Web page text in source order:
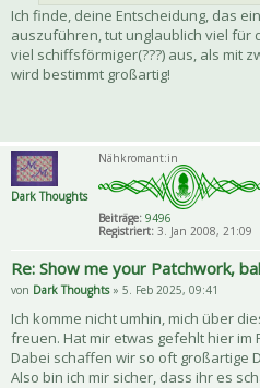
Ich finde, deine Entscheidung, das
auszuführen, tut unglaublich viel für
viel schiffsförmiger(???) aus, als mit
wird bestimmt großartig!
Dark Thoughts
Nähkromant:in
Beiträge: 9496
Registriert: 3. Jan 2008, 21:09
Re: Show me your Patchwork,
von Dark Thoughts» 5. Feb 2025, 09:41
Ich komme nicht umhin, mich über
freuen. Hat mir etwas gefehlt hier im
Dabei schaffen wir so oft großartige
Also bin ich mir sicher, dass ihr es